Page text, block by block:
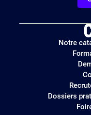
Notre
Dossiers